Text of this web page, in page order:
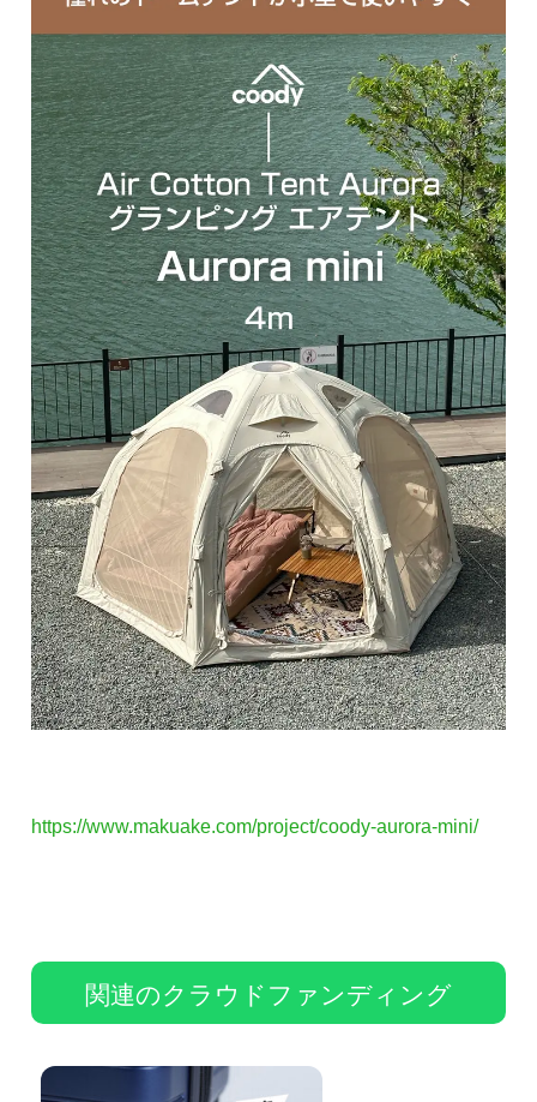
https://www.makuake.com/project/coody-aurora-mini/
関連のクラウドファンディング